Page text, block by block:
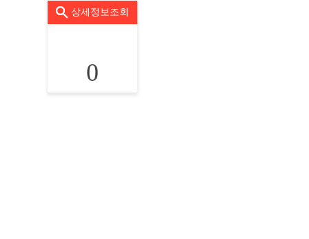
상세정보조회
0